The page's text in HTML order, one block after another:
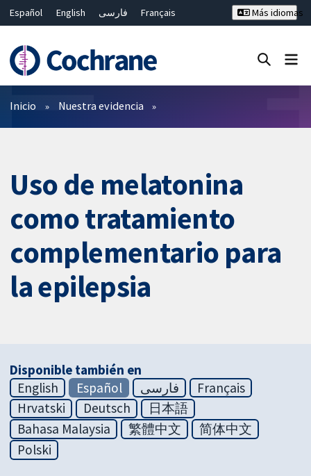
Español English فارسی
Français
Bahasa Malaysia
ไทย 繁體中文
Más idiomas
Filtros
Inicio Nuestra evidencia
Uso de melatonina
como tratamiento
complementario para
la epilepsia
Disponible también en
English
Español فارسی
Français
Hrvatski
Deutsch
日本語
Bahasa Malaysia
繁體中文
简体中文
Polski